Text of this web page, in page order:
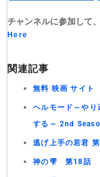
チャンネルに参加して
Here
関連記事
無料 映画 サイト
ヘルモード～や
する～ 2nd
逃げ上手の若君
神の雫 第18話